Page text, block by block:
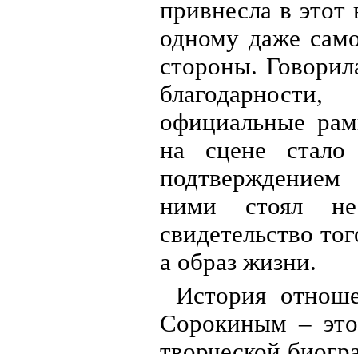
привнесла в этот
одному даже
стороны.
официальные
на сцене стало
ними стоял
свидетельство
а образ жизни.
История
Сорокиным –